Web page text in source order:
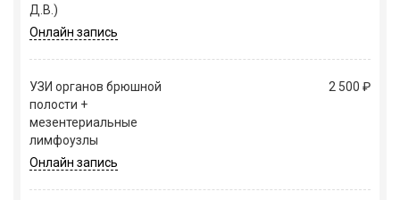
Д.В.)
Онлайн запись
УЗИ органов брюшной
полости +
мезентериальные
лимфоузлы
2 500 ₽
Онлайн запись